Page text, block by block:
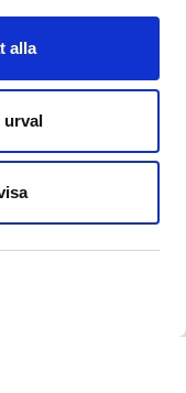
alla
urval
med en miljö
Nybroföretaget